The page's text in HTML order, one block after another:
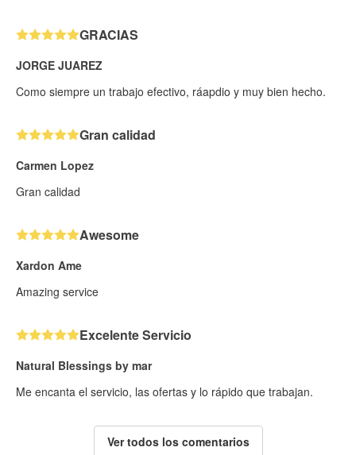
GRACIAS
JORGE JUAREZ
Como siempre un trabajo efectivo, ráapdio y muy bien hecho.
Gran calidad
Carmen Lopez
Gran calidad
Awesome
Xardon Ame
Amazing service
Excelente Servicio
Natural Blessings by mar
Me encanta el servicio, las ofertas y lo rápido que trabajan.
Ver todos los comentarios